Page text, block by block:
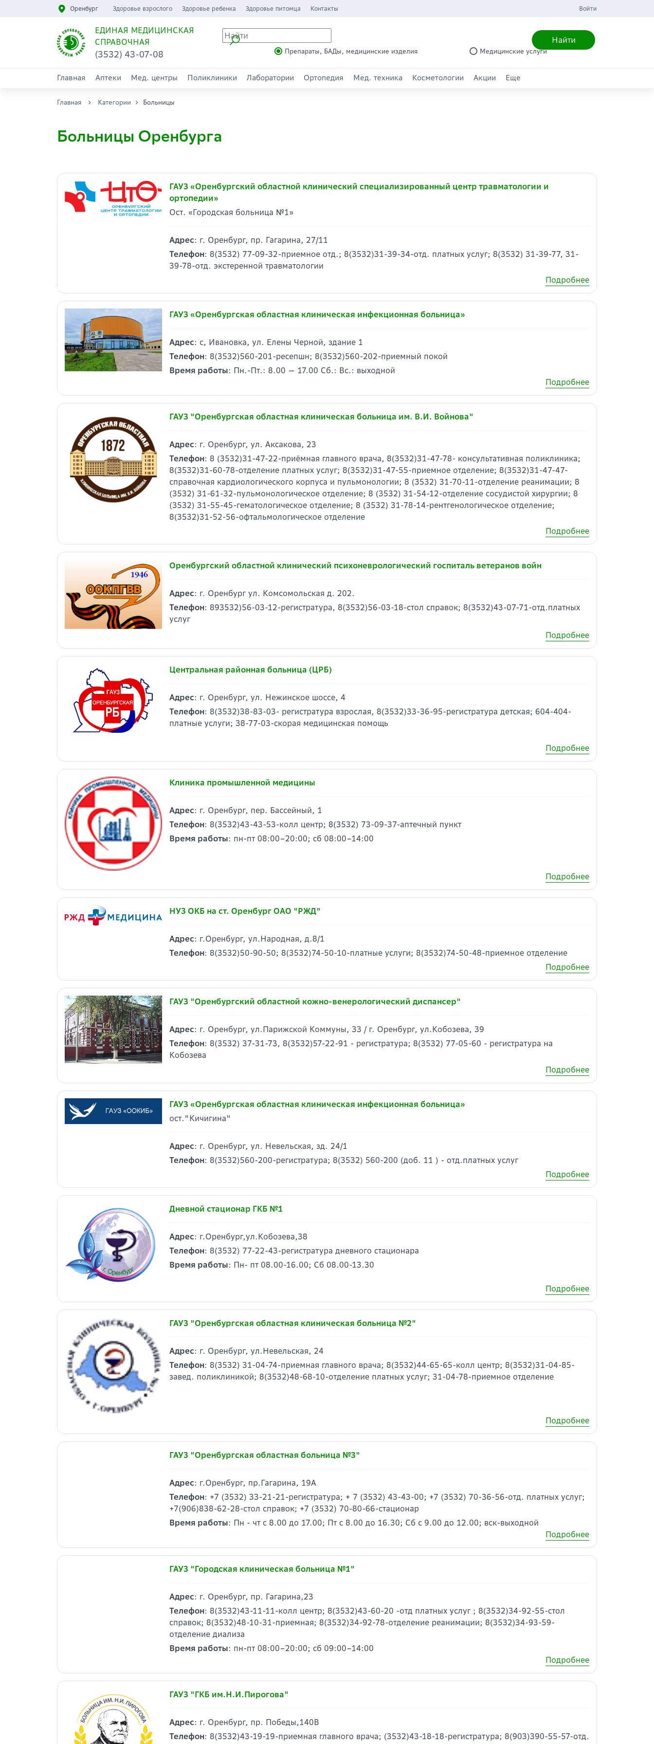
Оренбург Здоровье взрослого Здоровье ребенка Здоровье питомца Контакты Войти
ЕДИНАЯ МЕДИЦИНСКАЯ
СПРАВОЧНАЯ
(3532) 43-07-08
Найти
Препараты, БАДы, медицинские изделия Медицинские услуги
Главная Аптеки Мед. центры Поликлиники Лаборатории Ортопедия Мед. техника Косметологии Акции Еще
Главная Категории Больницы
Больницы Оренбурга
ГАУЗ «Оренбургский областной клинический специализированный центр травматологии и
ортопедии»
Ост. «Городская больница №1»
Адрес: г. Оренбург, пр. Гагарина, 27/11
Телефон: 8(3532) 77-09-32-приемное отд.; 8(3532)31-39-34-отд. платных услуг; 8(3532) 31-39-77, 31-
39-78-отд. экстеренной травматологии
Подробнее
ГАУЗ «Оренбургская областная клиническая инфекционная больница»
Адрес: с, Ивановка, ул. Елены Черной, здание 1
Телефон: 8(3532)560-201-ресепшн; 8(3532)560-202-приемный покой
Время работы: Пн.-Пт.: 8.00 — 17.00 Сб.: Вс.: выходной
Подробнее
ГАУЗ "Оренбургская областная клиническая больница им. В.И. Войнова"
Адрес: г. Оренбург, ул. Аксакова, 23
Телефон: 8 (3532)31-47-22-приёмная главного врача, 8(3532)31-47-78- консультативная поликлиника;
8(3532)31-60-78-отделение платных услуг; 8(3532)31-47-55-приемное отделение; 8(3532)31-47-47-
справочная кардиологического корпуса и пульмонологии; 8 (3532) 31-70-11-отделение реанимации; 8
(3532) 31-61-32-пульмонологическое отделение; 8 (3532) 31-54-12-отделение сосудистой хирургии; 8
(3532) 31-55-45-гематологическое отделение; 8 (3532) 31-78-14-рентгенологическое отделение;
8(3532)31-52-56-офтальмологическое отделение
Подробнее
Оренбургский областной клинический психоневрологический госпиталь ветеранов войн
Адрес: г. Оренбург ул. Комсомольская д. 202.
Телефон: 893532)56-03-12-регистратура, 8(3532)56-03-18-стол справок; 8(3532)43-07-71-отд.платных
услуг
Подробнее
Центральная районная больница (ЦРБ)
Адрес: г. Оренбург, ул. Нежинское шоссе, 4
Телефон: 8(3532)38-83-03- регистратура взрослая, 8(3532)33-36-95-регистратура детская; 604-404-
платные услуги; 38-77-03-скорая медицинская помощь
Подробнее
Клиника промышленной медицины
Адрес: г. Оренбург, пер. Бассейный, 1
Телефон: 8(3532)43-43-53-колл центр; 8(3532) 73-09-37-аптечный пункт
Время работы: пн-пт 08:00–20:00; сб 08:00–14:00
Подробнее
НУЗ ОКБ на ст. Оренбург ОАО "РЖД"
Адрес: г.Оренбург, ул.Народная, д.8/1
Телефон: 8(3532)50-90-50; 8(3532)74-50-10-платные услуги; 8(3532)74-50-48-приемное отделение
Подробнее
ГАУЗ "Оренбургский областной кожно-венерологический диспансер"
Адрес: г. Оренбург, ул.Парижской Коммуны, 33 / г. Оренбург, ул.Кобозева, 39
Телефон: 8(3532) 37-31-73, 8(3532)57-22-91 - регистратура; 8(3532) 77-05-60 - регистратура на
Кобозева
Подробнее
ГАУЗ «Оренбургская областная клиническая инфекционная больница»
ост."Кичигина"
Адрес: г. Оренбург, ул. Невельская, зд. 24/1
Телефон: 8(3532)560-200-регистратура; 8(3532) 560-200 (доб. 11 ) - отд.платных услуг
Подробнее
Дневной стационар ГКБ №1
Адрес: г.Оренбург,ул.Кобозева,38
Телефон: 8(3532) 77-22-43-регистратура дневного стационара
Время работы: Пн- пт 08.00-16.00; Сб 08.00-13.30
Подробнее
ГАУЗ "Оренбургская областная клиническая больница №2"
Адрес: г. Оренбург, ул.Невельская, 24
Телефон: 8(3532) 31-04-74-приемная главного врача; 8(3532)44-65-65-колл центр; 8(3532)31-04-85-
завед. поликлиникой; 8(3532)48-68-10-отделение платных услуг; 31-04-78-приемное отделение
Подробнее
ГАУЗ "Оренбургская областная больница №3"
Адрес: г.Оренбург, пр.Гагарина, 19А
Телефон: +7 (3532) 33-21-21-регистратура; + 7 (3532) 43-43-00; +7 (3532) 70-36-56-отд. платных услуг;
+7(906)838-62-28-стол справок; +7 (3532) 70-80-66-стационар
Время работы: Пн - чт c 8.00 до 17.00; Пт с 8.00 до 16.30; Сб c 9.00 до 12.00; вск-выходной
Подробнее
ГАУЗ "Городская клиническая больница №1"
Адрес: г. Оренбург, пр. Гагарина,23
Телефон: 8(3532)43-11-11-колл центр; 8(3532)43-60-20 -отд платных услуг ; 8(3532)34-92-55-стол
справок; 8(3532)48-10-31-приемная; 8(3532)34-92-78-отделение реанимации; 8(3532)34-93-59-
отделение диализа
Время работы: пн-пт 08:00–20:00; сб 09:00–14:00
Подробнее
ГАУЗ "ГКБ им.Н.И.Пирогова"
Адрес: г. Оренбург, пр. Победы,140В
Телефон: 8(3532)43-19-19-приемная главного врача; (3532)43-18-18-регистратура; 8(903)390-55-57-отд.